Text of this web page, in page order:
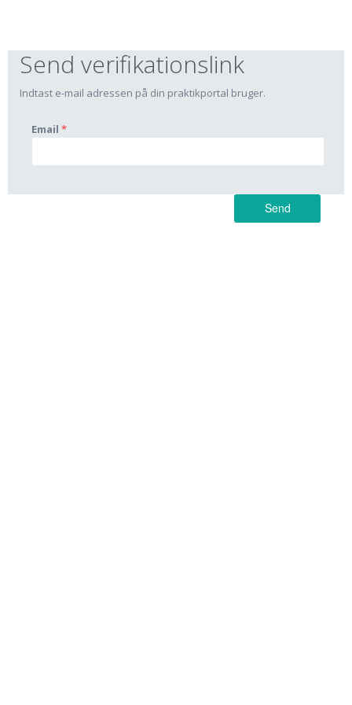
Send verifikationslink
Indtast e-mail adressen på din praktikportal bruger.
Email